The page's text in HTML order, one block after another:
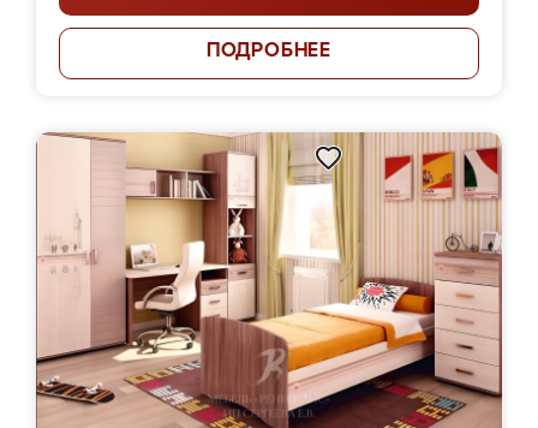
ПОДРОБНЕЕ